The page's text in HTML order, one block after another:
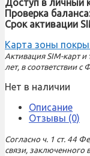
Доступ в личный
Проверка баланса:
Срок активации
Карта зоны
Активация SIM-карт
лет, в соответствии
Нет в наличии
Описание
Отзывы (0)
Согласно ч. 1 ст. 44
связи, заключенного